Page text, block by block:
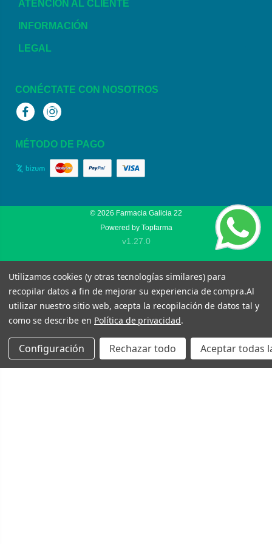
ATENCIÓN AL CLIENTE
INFORMACIÓN
LEGAL
CONÉCTATE CON NOSOTROS
FacebookInstagram
MÉTODO DE PAGO
© 2026 Farmacia Galicia 22
Powered by Topfarma
v1.27.0
Utilizamos cookies (y otras tecnologías similares) para
recopilar datos a fin de mejorar su experiencia de compra.Al
utilizar nuestro sitio web, acepta la recopilación de datos tal y
como se describe en Política de privacidad.
Configuración Rechazar todo Aceptar todas